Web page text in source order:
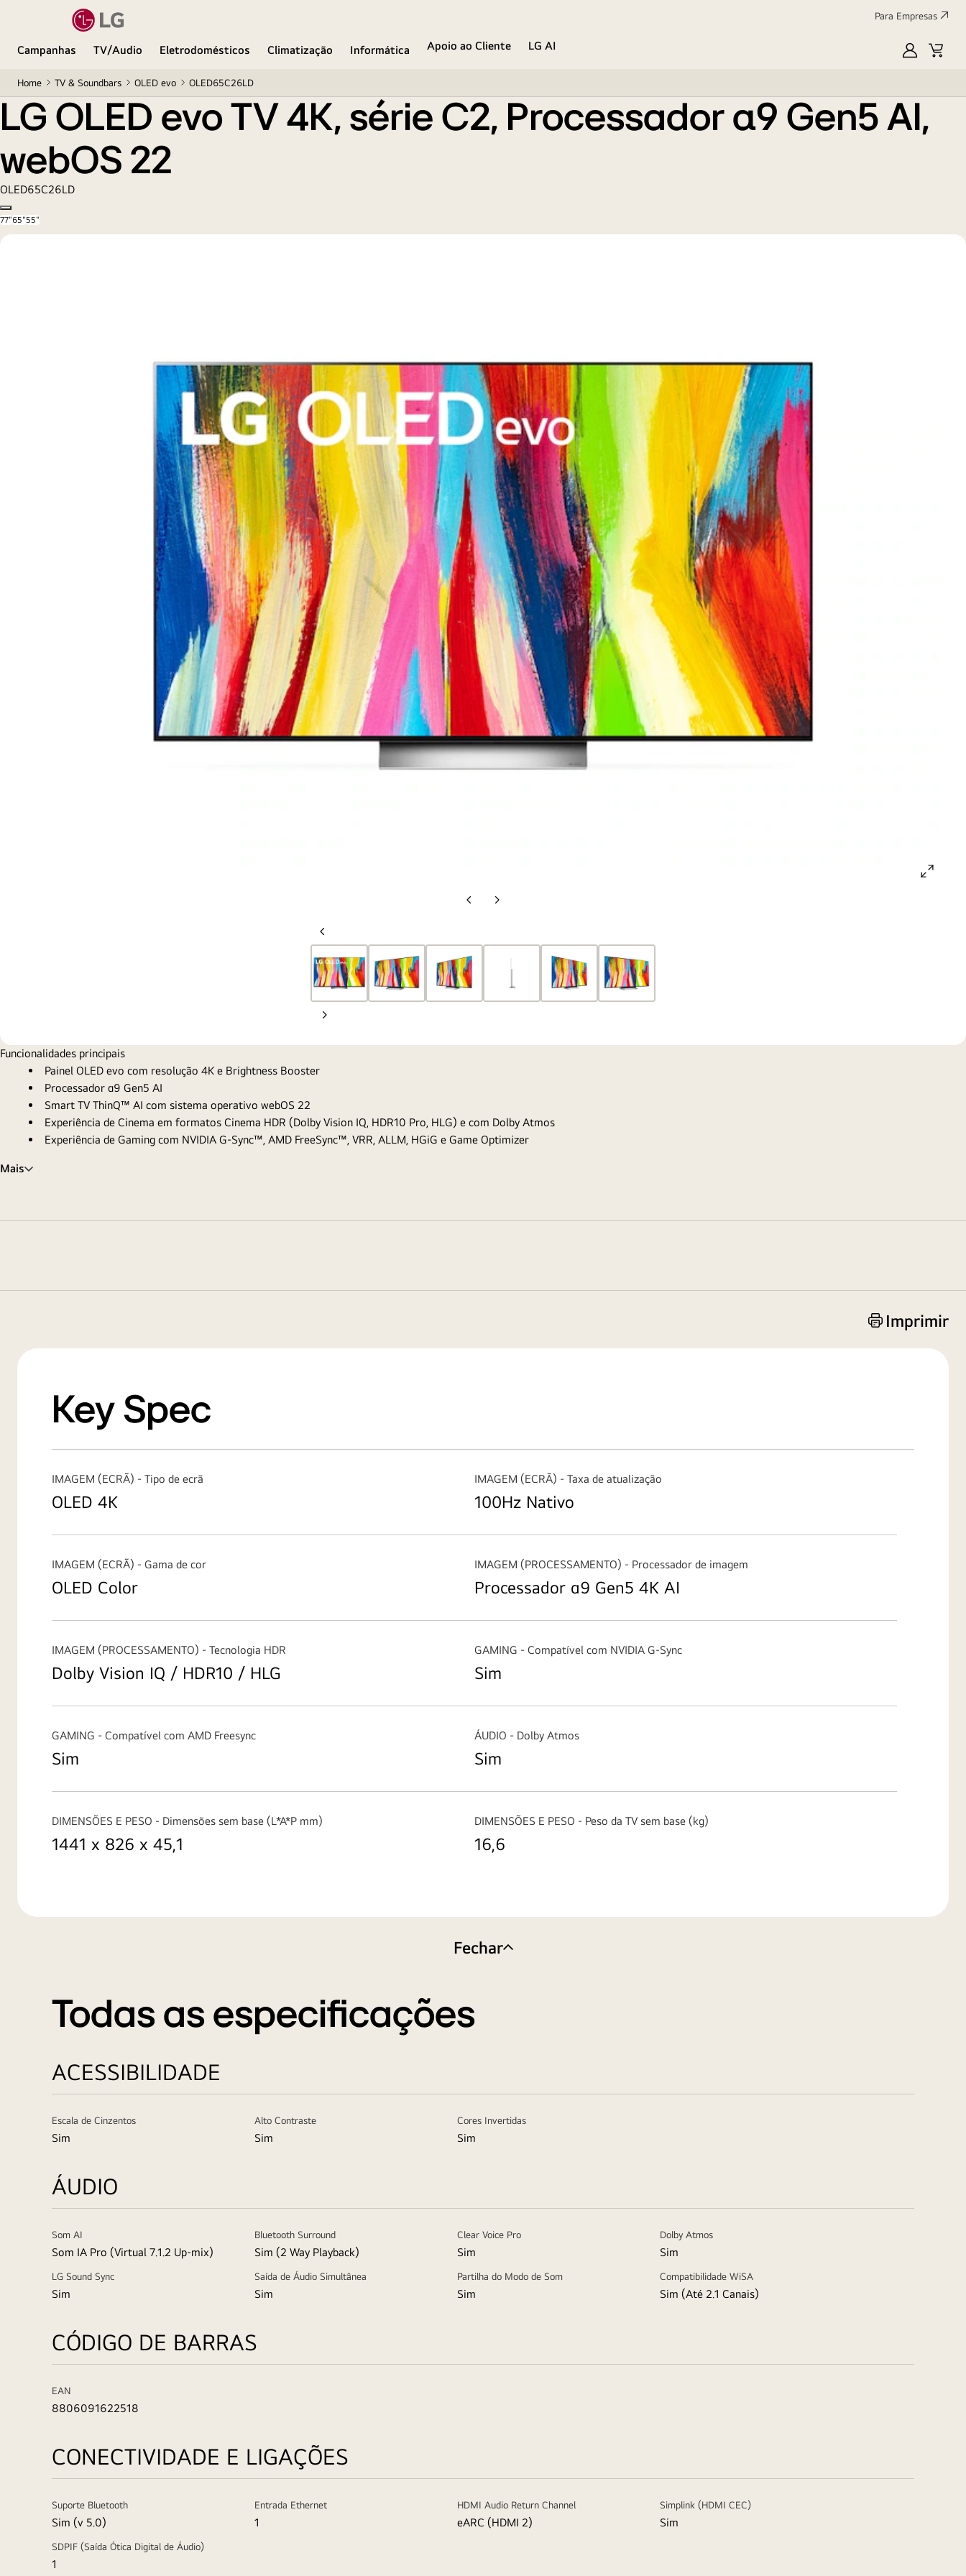
Para Empresas
Campanhas TV/Audio Eletrodomésticos Climatização Informática Apoio ao Cliente
LG AI
MyLGCart
Home TV & Soundbars OLED evo OLED65C26LD
LG OLED evo TV 4K, série C2, Processador α9 Gen5 AI, webOS 22
energética
Folha de produto
LG OLED evo TV 4K, série C2, Processador α9 Gen5 AI,
webOS 22
OLED65C26LD
Copy model name
77"65"55"
DiapositivoDiapositivo
Diapositivo
Diapositivo
Funcionalidades principais
Painel OLED evo com resolução 4K e Brightness Booster
Processador α9 Gen5 AI
Smart TV ThinQ™ AI com sistema operativo webOS 22
Experiência de Cinema em formatos Cinema HDR (Dolby Vision IQ, HDR10 Pro, HLG) e com Dolby Atmos
Experiência de Gaming com NVIDIA G-Sync™, AMD FreeSync™, VRR, ALLM, HGiG e Game Optimizer
Mais
Imprimir
Key Spec
IMAGEM (ECRÃ) - Tipo de ecrã
OLED 4K
IMAGEM (ECRÃ) - Taxa de atualização
100Hz Nativo
IMAGEM (ECRÃ) - Gama de cor
OLED Color
IMAGEM (PROCESSAMENTO) - Processador de imagem
Processador α9 Gen5 4K AI
IMAGEM (PROCESSAMENTO) - Tecnologia HDR
Dolby Vision IQ / HDR10 / HLG
GAMING - Compatível com NVIDIA G-Sync
Sim
GAMING - Compatível com AMD Freesync
Sim
ÁUDIO - Dolby Atmos
Sim
DIMENSÕES E PESO - Dimensões sem base (L*A*P mm)
1441 x 826 x 45,1
DIMENSÕES E PESO - Peso da TV sem base (kg)
16,6
Fechar
Todas as especificações
ACESSIBILIDADE
Escala de Cinzentos
Sim
Alto Contraste
Sim
Cores Invertidas
Sim
ÁUDIO
Som AI
Som IA Pro (Virtual 7.1.2 Up-mix)
Bluetooth Surround
Sim (2 Way Playback)
Clear Voice Pro
Sim
Dolby Atmos
Sim
LG Sound Sync
Sim
Saída de Áudio Simultânea
Sim
Partilha do Modo de Som
Sim
Compatibilidade WiSA
Sim (Até 2.1 Canais)
CÓDIGO DE BARRAS
EAN
8806091622518
CONECTIVIDADE E LIGAÇÕES
Suporte Bluetooth
Sim (v 5.0)
Entrada Ethernet
1
HDMI Audio Return Channel
eARC (HDMI 2)
Simplink (HDMI CEC)
Sim
SDPIF (Saída Ótica Digital de Áudio)
1